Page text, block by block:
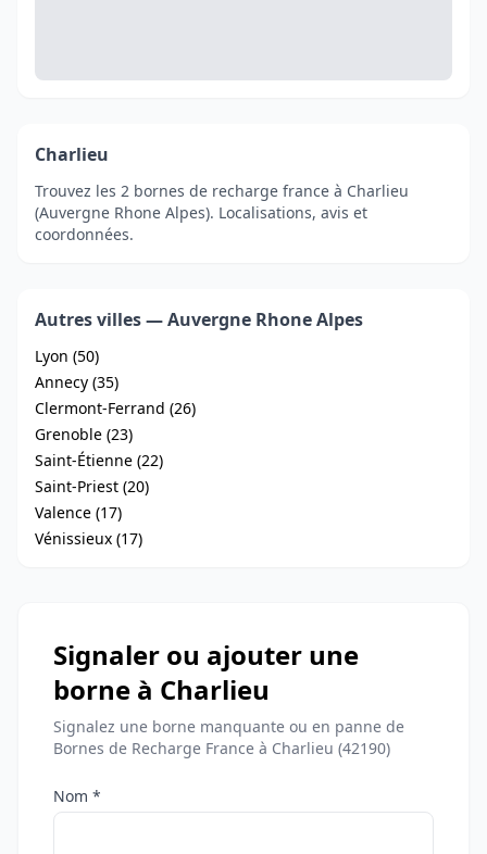
Charlieu
Trouvez les 2 bornes de recharge france à Charlieu
(Auvergne Rhone Alpes). Localisations, avis et
coordonnées.
Autres villes — Auvergne Rhone Alpes
Lyon (50)
Annecy (35)
Clermont-Ferrand (26)
Grenoble (23)
Saint-Étienne (22)
Saint-Priest (20)
Valence (17)
Vénissieux (17)
Signaler ou ajouter une
borne à Charlieu
Signalez une borne manquante ou en panne de
Bornes de Recharge France à Charlieu (42190)
Nom *